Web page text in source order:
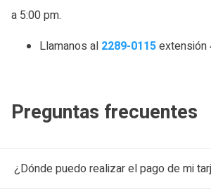
a 5:00 pm.
Llamanos al 2289-0115extensión
Preguntas frecuentes
¿Dónde puedo realizar el pago de mi